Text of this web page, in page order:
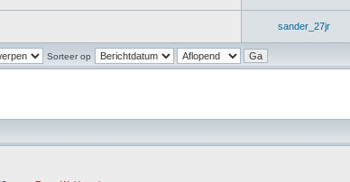
sander_27jr
Sorteer op